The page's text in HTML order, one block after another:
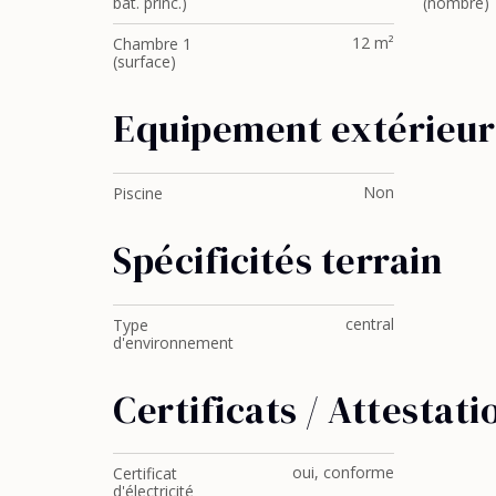
Chambre 1
(surface)
12 m²
Equipement extérieur
Piscine Non
Spécificités terrain
Type
d'environnement
central
Certificats /
Certificat
d'électricité
oui, conforme